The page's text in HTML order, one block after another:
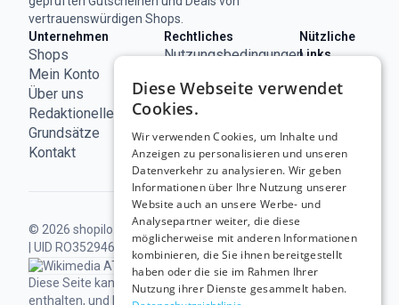
vertrauenswürdigen Shops.
Unternehmen
Shops
Mein Konto
Über uns
Redaktionelle
Grundsätze
Kontakt
Rechtliches
Nutzungsbedingungen
Datenschutzerklärung
Cookie-
Richtlinie
Nützliche
Links
Österreich
© 2026 shopilo.at.Betrieben von DontPayFull SRL
| UID RO35294618.
Alle Rechte vorbehalten.
Diese Seite kann Links zu unseren Partnern
enthalten, und Einkäufe darüber können uns eine
Diese Webseite verwendet
Cookies.
Wir verwenden Cookies, um Inhalte und
Anzeigen zu personalisieren und unseren
Datenverkehr zu analysieren. Wir geben
Informationen über Ihre Nutzung unserer
Website auch an unsere Werbe- und
Analysepartner weiter, die diese
möglicherweise mit anderen Informationen
kombinieren, die Sie ihnen bereitgestellt
haben oder die sie im Rahmen Ihrer
Nutzung ihrer Dienste gesammelt haben.